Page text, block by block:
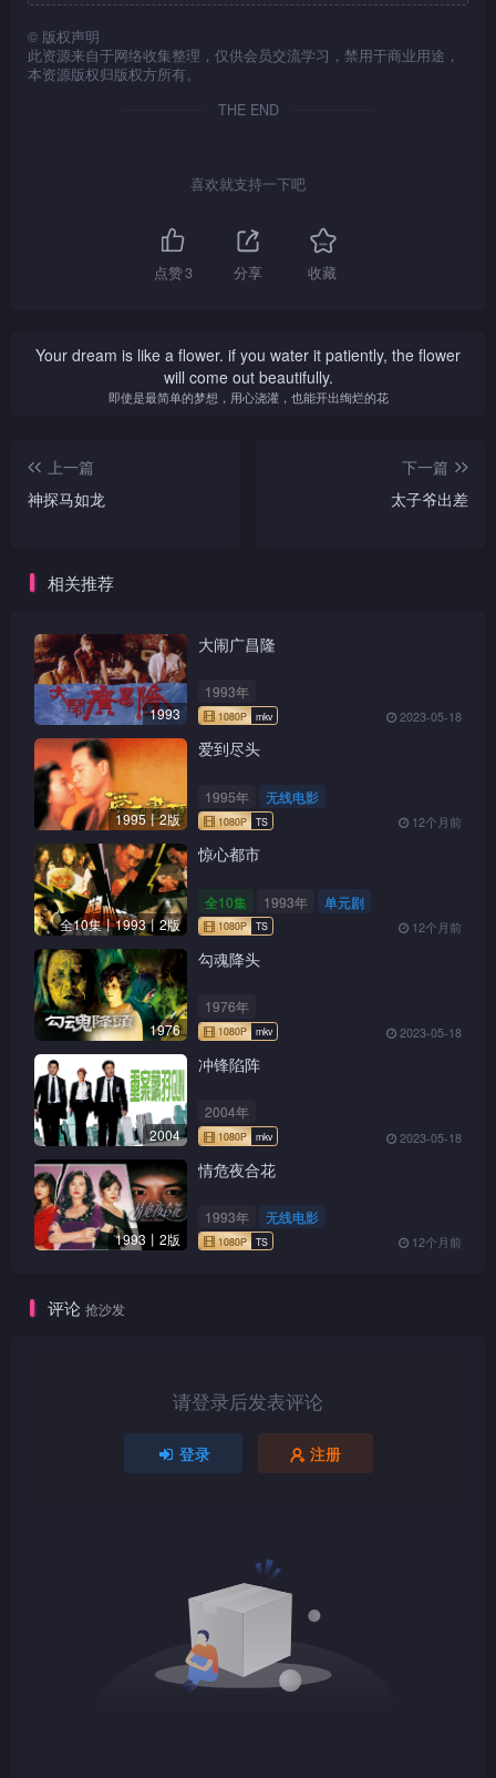
© 版权声明
此资源来自于网络收集整理，仅供会员交流学习，禁用于商业用途，
本资源版权归版权方所有。
THE END
喜欢就支持一下吧
点赞3 分享 收藏
Your dream is like a flower. if you water it patiently, the flower
will come out beautifully.
即使是最简单的梦想，用心浇灌，也能开出绚烂的花
上一篇
神探马如龙
下一篇
太子爷出差
相关推荐
1993
大闹广昌隆
1993年
2023-05-18
1995丨2版
爱到尽头
1995年 无线电影
1080P TS
12个月前
全10集丨1993丨2版
惊心都市
全10集 1993年 单元剧
12个月前
1976
勾魂降头
1976年
2023-05-18
2004
冲锋陷阵
2004年
2023-05-18
1993丨2版
情危夜合花
1993年 无线电影
12个月前
评论 抢沙发
请登录后发表评论
登录 注册